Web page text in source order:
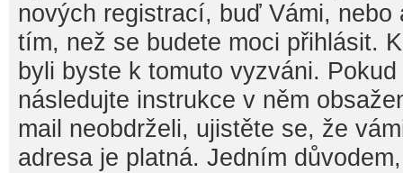
nových registrací, buď Vámi, nebo
tím, než se budete moci přihlásit.
byli byste k tomuto vyzváni.
následujte instrukce v něm
mail neobdrželi, ujistěte se, že
adresa je platná. Jedním